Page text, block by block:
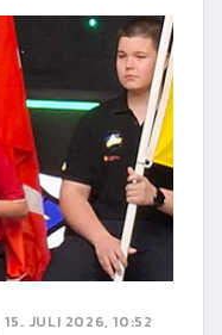
15. JULI 2026, 10:52